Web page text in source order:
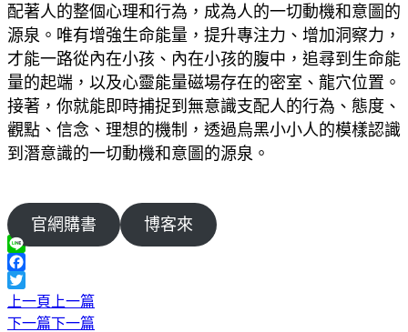
配著人的整個心理和行為，成為人的一切動機和意圖的
源泉。唯有增強生命能量，提升專注力、增加洞察力，
才能一路從內在小孩、內在小孩的腹中，追尋到生命能
量的起端，以及心靈能量磁場存在的密室、龍穴位置。
接著，你就能即時捕捉到無意識支配人的行為、態度、
觀點、信念、理想的機制，透過烏黑小小人的模樣認識
到潛意識的一切動機和意圖的源泉。
官網購書 博客來
Line
Facebook
Twitter
上一頁 上一篇
下一篇下一篇